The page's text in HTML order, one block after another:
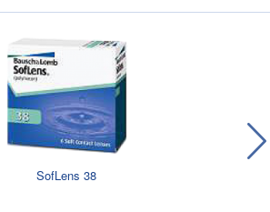
SofLens 38